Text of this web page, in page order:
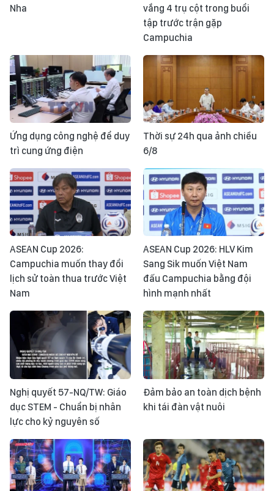
Nha
vắng 4 trụ cột trong buổi
tập trước trận gặp
Campuchia
Ứng dụng công nghệ để duy
trì cung ứng điện
Thời sự 24h qua ảnh chiều
6/8
ASEAN Cup 2026:
Campuchia muốn thay đổi
lịch sử toàn thua trước Việt
Nam
ASEAN Cup 2026: HLV Kim
Sang Sik muốn Việt Nam
đấu Campuchia bằng đội
hình mạnh nhất
Nghị quyết 57-NQ/TW: Giáo
dục STEM - Chuẩn bị nhân
lực cho kỷ nguyên số
Đảm bảo an toàn dịch bệnh
khi tái đàn vật nuôi